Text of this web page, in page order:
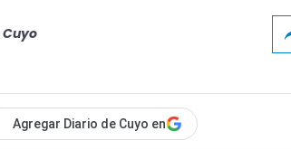
Agregar Diario de Cuyo en